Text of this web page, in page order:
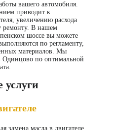
вашего автомобиля.
приводит к
увеличению расхода
ремонту. В нашем
шоссе вы можете
по регламенту,
материалов. Мы
Одинцовопо оптимальной
замена масла в двигателе